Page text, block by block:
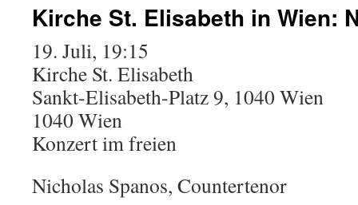
Kirche St. Elisabeth in Wien:
19. Juli, 19:15
Kirche St. Elisabeth
Sankt-Elisabeth-Platz 9, 1040 Wien
1040 Wien
Konzert im freien
Nicholas Spanos, Countertenor